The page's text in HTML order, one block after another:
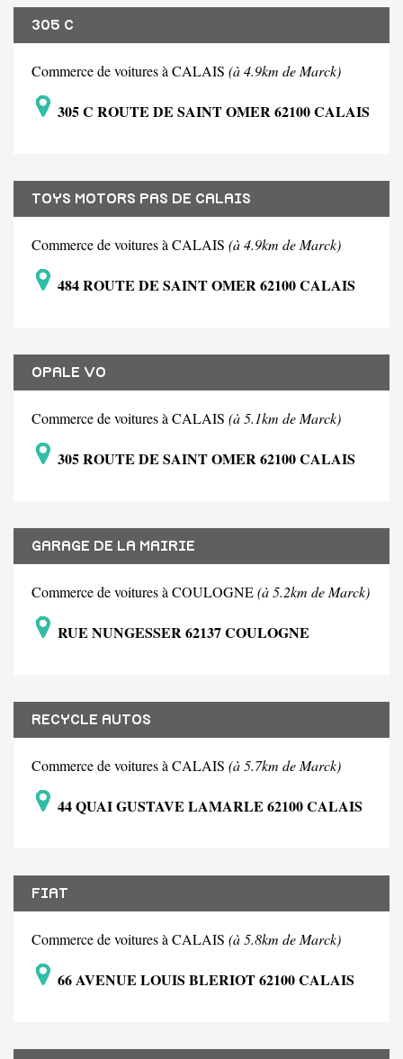
305 C
Commerce de voitures à CALAIS (à 4.9km de Marck)
305 C ROUTE DE SAINT OMER 62100 CALAIS
TOYS MOTORS PAS DE CALAIS
Commerce de voitures à CALAIS (à 4.9km de Marck)
484 ROUTE DE SAINT OMER 62100 CALAIS
OPALE VO
Commerce de voitures à CALAIS (à 5.1km de Marck)
305 ROUTE DE SAINT OMER 62100 CALAIS
GARAGE DE LA MAIRIE
Commerce de voitures à COULOGNE(à 5.2km de Marck)
RUE NUNGESSER 62137 COULOGNE
RECYCLE AUTOS
Commerce de voitures à CALAIS (à 5.7km de Marck)
44 QUAI GUSTAVE LAMARLE 62100 CALAIS
FIAT
Commerce de voitures à CALAIS (à 5.8km de Marck)
66 AVENUE LOUIS BLERIOT 62100 CALAIS